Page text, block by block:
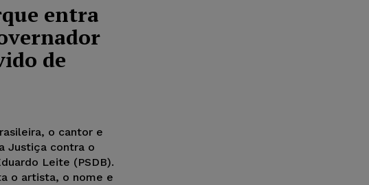
entra
de
o cantor e
Justiça contra o
Leite (PSDB).
o artista, o nome e